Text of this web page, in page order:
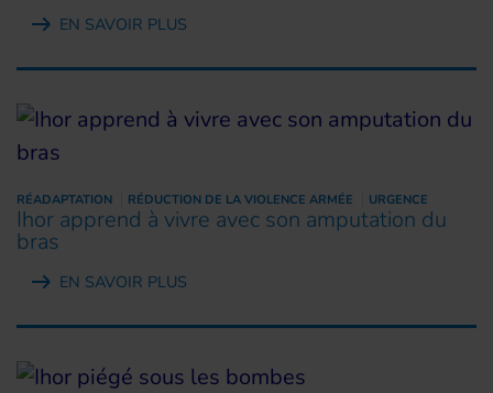
EN SAVOIR PLUS
RÉADAPTATION RÉDUCTION DE LA VIOLENCE ARMÉE URGENCE
Ihor apprend à vivre avec son amputation du
bras
EN SAVOIR PLUS